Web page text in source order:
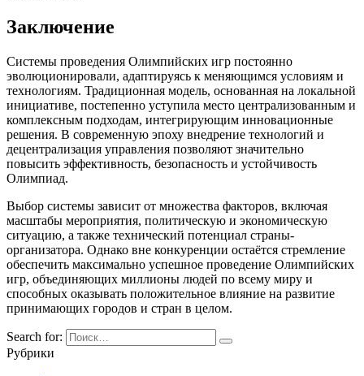
Заключение
Системы проведения Олимпийских игр постоянно
эволюционировали, адаптируясь к меняющимся условиям и
технологиям. Традиционная модель, основанная на локальной
инициативе, постепенно уступила место централизованным и
комплексным подходам, интегрирующим инновационные
решения. В современную эпоху внедрение технологий и
децентрализация управления позволяют значительно
повысить эффективность, безопасность и устойчивость
Олимпиад.
Выбор системы зависит от множества факторов, включая
масштабы мероприятия, политическую и экономическую
ситуацию, а также технический потенциал страны-
организатора. Однако вне конкуренции остаётся стремление
обеспечить максимально успешное проведение Олимпийских
игр, объединяющих миллионы людей по всему миру и
способных оказывать положительное влияние на развитие
принимающих городов и стран в целом.
Search for:
Рубрики